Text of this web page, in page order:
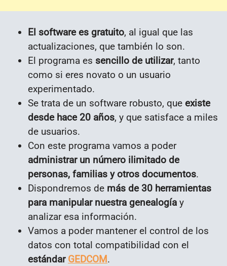
El software es gratuito, al igual que las
actualizaciones, que también lo son.
El programa es sencillo de utilizar, tanto
como si eres novato o un usuario
experimentado.
Se trata de un software robusto, que existe
desde hace 20 años, y que satisface a miles
de usuarios.
Con este programa vamos a poder
administrar un número ilimitado de
personas, familias y otros documentos.
Dispondremos de más de 30 herramientas
para manipular nuestra genealogía y
analizar esa información.
Vamos a poder mantener el control de los
datos con total compatibilidad con el
estándar GEDCOM.